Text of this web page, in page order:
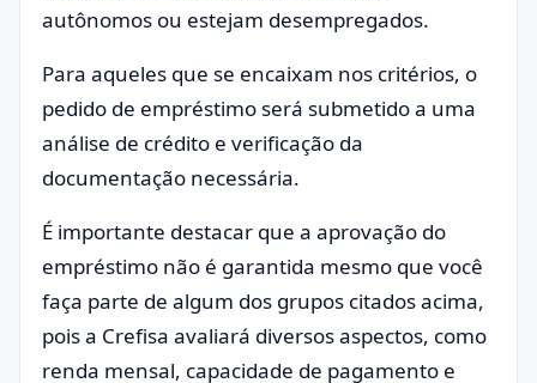
autônomos ou estejam desempregados.
Para aqueles que se encaixam nos critérios, o
pedido de empréstimo será submetido a uma
análise de crédito e verificação da
documentação necessária.
É importante destacar que a aprovação do
empréstimo não é garantida mesmo que você
faça parte de algum dos grupos citados acima,
pois a Crefisa avaliará diversos aspectos, como
renda mensal, capacidade de pagamento e